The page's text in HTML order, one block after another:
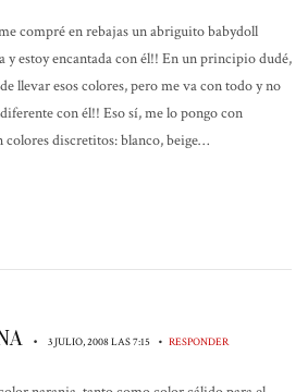
compré en rebajas un abriguito babydoll
y estoy encantada con él!! En un principio dudé,
llevar esos colores, pero me va con todo y no
con él!! Eso sí, me lo pongo con
colores discretitos: blanco, beige…
• 3 JULIO, 2008 LAS 7:15 • RESPONDER